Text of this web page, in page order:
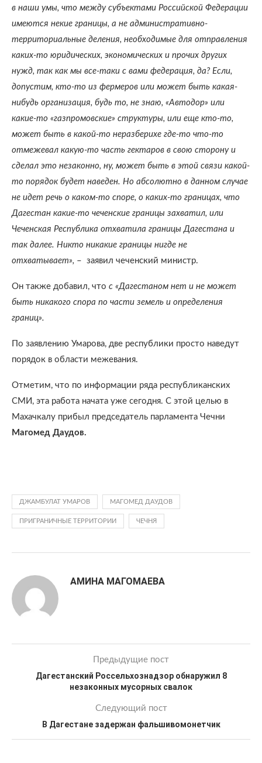
в наши умы, что между субъектами Российской Федерации
имеются некие границы, а не административно-
территориальные деления, необходимые для отправления
каких-то юридических, экономических и прочих других
нужд, так как мы все-таки с вами федерация, да? Если,
допустим, кто-то из фермеров или может быть какая-
нибудь организация, будь то, не знаю, «Автодор» или
какие-то «газпромовские» структуры, или еще кто-то,
может быть в какой-то неразберихе где-то что-то
отмежевал какую-то часть гектаров в свою сторону и
сделал это незаконно, ну, может быть в этой связи какой-
то порядок будет наведен. Но абсолютно в данном случае
не идет речь о каком-то споре, о каких-то границах, что
Дагестан какие-то чеченские границы захватил, или
Чеченская Республика отхватила границы Дагестана и
так далее. Никто никакие границы нигде не
отхватывает», – заявил чеченский министр.
Он также добавил, что с «Дагестаном нет и не может
быть никакого спора по части земель и определения
границ».
По заявлению Умарова, две республики просто наведут
порядок в области межевания.
Отметим, что по информации ряда республиканских
СМИ, эта работа начата уже сегодня. С этой целью в
Махачкалу прибыл председатель парламента Чечни
Магомед Даудов.
ДЖАМБУЛАТ УМАРОВ МАГОМЕД ДАУДОВ
ПРИГРАНИЧНЫЕ ТЕРРИТОРИИ ЧЕЧНЯ
АМИНА МАГОМАЕВА
Предыдущие пост
Дагестанский Россельхознадзор обнаружил 8
незаконных мусорных свалок
Следующий пост
В Дагестане задержан фальшивомонетчик